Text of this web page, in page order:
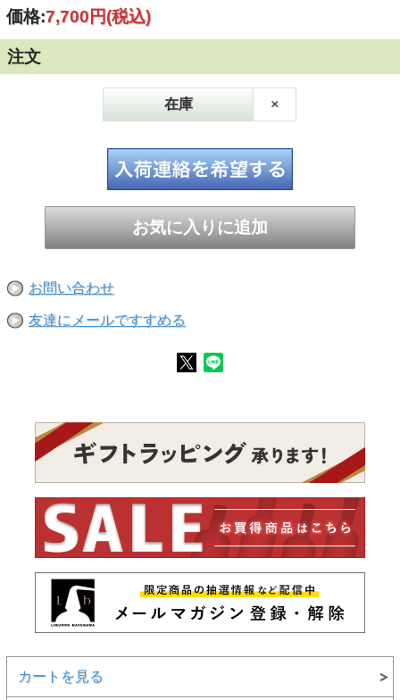
価格:7,700円(税込)
注文
在庫 ×
お問い合わせ
友達にメールですすめる
カートを見る